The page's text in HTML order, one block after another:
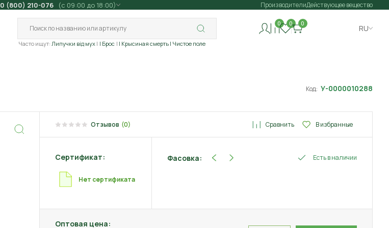
0 (800) 210-076 (с 09:00 до 18:00) ПроизводителиДействующее вещество
Часто ищут: Липучки від мух | Брос | Крысиная смерть | Чистое поле
0 0 0
RU
Код: У-0000010288
Отзывов (0) Сравнить В избранные
Сертификат:
Нет сертификата
Фасовка: Есть в наличии
Оптовая цена: